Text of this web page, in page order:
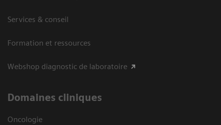
Services & conseil
Formation et ressources
Webshop diagnostic de laboratoire
Domaines cliniques
Oncologie